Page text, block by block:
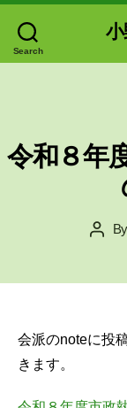
Search
令和８年
PostBy
会派のnoteに投
きます。